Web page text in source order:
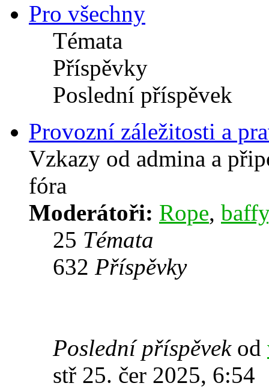
Pro všechny
Témata
Příspěvky
Poslední příspěvek
Provozní záležitosti a
Vzkazy od admina a
fóra
Moderátoři: Rope, baffy
25 Témata
632 Příspěvky
Poslední příspěvekod
stř 25. čer 2025, 6:54